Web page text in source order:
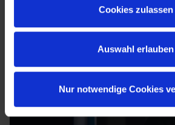
Cookies zulassen
Auswahl erlauben
Nur notwendige Cookies